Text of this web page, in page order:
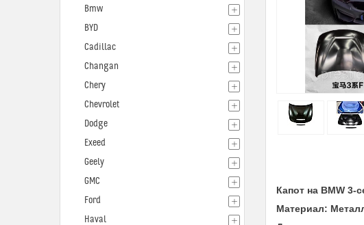
Капот на BMW 3-
Материал:
Bmw
BYD
Cadillac
Changan
Chery
Chevrolet
Dodge
Exeed
Geely
GMC
Ford
Haval